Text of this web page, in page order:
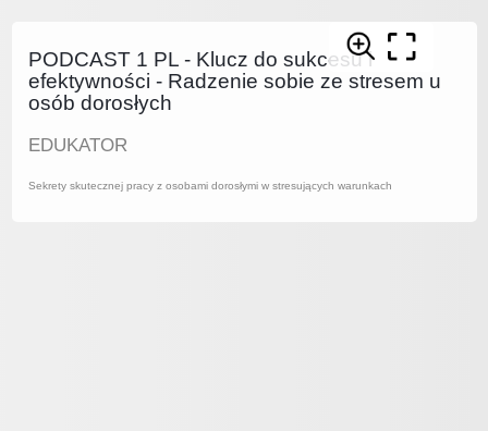
PODCAST 1 PL - Klucz do sukcesu i
efektywności - Radzenie sobie ze stresem u
osób dorosłych
EDUKATOR
Sekrety skutecznej pracy z osobami dorosłymi w stresujących warunkach